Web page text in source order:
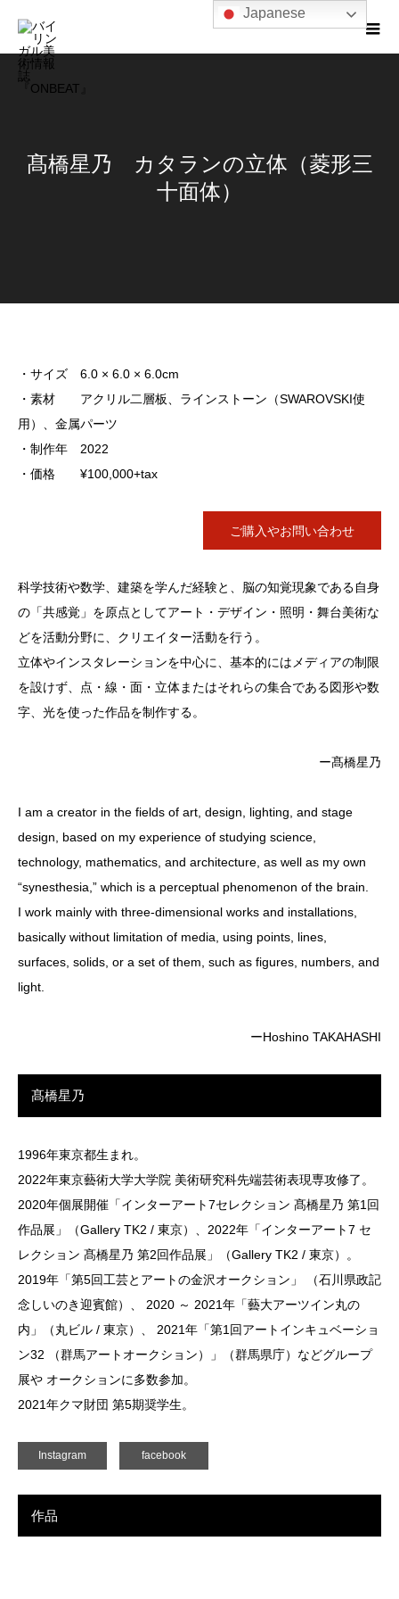
髙橋星乃 カタランの立体（菱形三
十面体）
・サイズ 6.0 × 6.0 × 6.0cm
・素材 アクリル二層板、ラインストーン（SWAROVSKI使
用）、金属パーツ
・制作年 2022
・価格 ¥100,000+tax
ご購入やお問い合わせ
科学技術や数学、建築を学んだ経験と、脳の知覚現象である自身
の「共感覚」を原点としてアート・デザイン・照明・舞台美術な
どを活動分野に、クリエイター活動を行う。
立体やインスタレーションを中心に、基本的にはメディアの制限
を設けず、点・線・面・立体またはそれらの集合である図形や数
字、光を使った作品を制作する。
ー髙橋星乃
I am a creator in the fields of art, design, lighting, and stage
design, based on my experience of studying science,
technology, mathematics, and architecture, as well as my own
“synesthesia,” which is a perceptual phenomenon of the brain.
I work mainly with three-dimensional works and installations,
basically without limitation of media, using points, lines,
surfaces, solids, or a set of them, such as figures, numbers, and
light.
ーHoshino TAKAHASHI
髙橋星乃
1996年東京都生まれ。
2022年東京藝術大学大学院 美術研究科先端芸術表現専攻修了。
2020年個展開催「インターアート7セレクション 髙橋星乃 第1回
作品展」（Gallery TK2 / 東京）、2022年「インターアート7 セ
レクション 髙橋星乃 第2回作品展」（Gallery TK2 / 東京）。
2019年「第5回工芸とアートの金沢オークション」 （石川県政記
念しいのき迎賓館）、 2020 ～ 2021年「藝大アーツイン丸の
内」（丸ビル / 東京）、 2021年「第1回アートインキュベーショ
ン32 （群馬アートオークション）」（群馬県庁）などグループ
展や オークションに多数参加。
2021年クマ財団 第5期奨学生。
Instagram facebook
作品
Japanese